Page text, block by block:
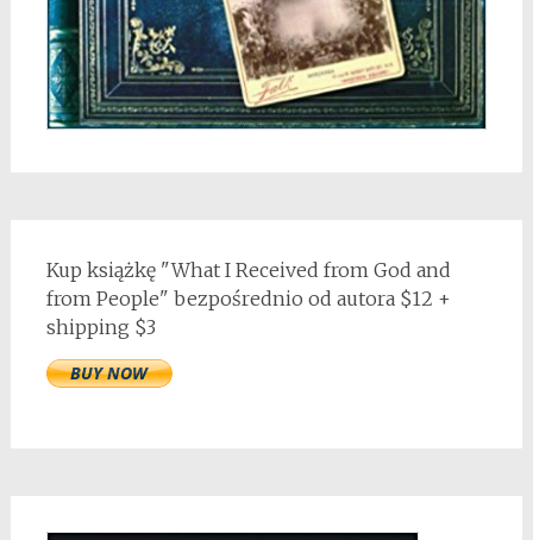
Kup książkę "What I Received from God and
from People" bezpośrednio od autora $12 +
shipping $3